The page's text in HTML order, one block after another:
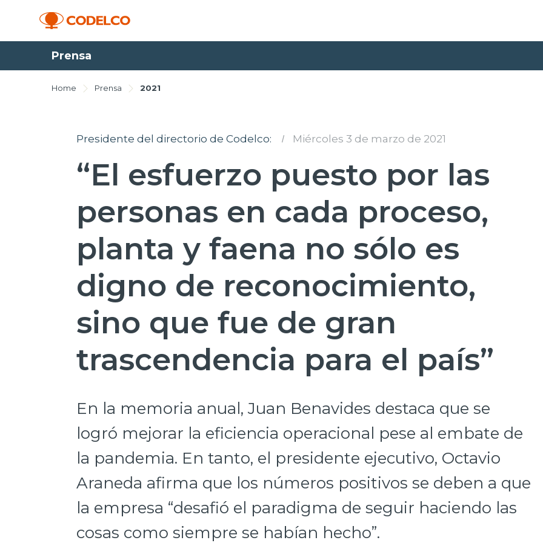
Prensa
Home Prensa 2021
Presidente del directorio de Codelco: I Miércoles 3 de marzo de 2021
“El esfuerzo puesto por las
personas en cada proceso,
planta y faena no sólo es
digno de reconocimiento,
sino que fue de gran
trascendencia para el país”
En la memoria anual, Juan Benavides destaca que se
logró mejorar la eficiencia operacional pese al embate de
la pandemia. En tanto, el presidente ejecutivo, Octavio
Araneda afirma que los números positivos se deben a que
la empresa “desafió el paradigma de seguir haciendo las
cosas como siempre se habían hecho”.